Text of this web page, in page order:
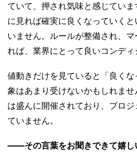
ていて、押され気味と感じてい
に見れば確実に良くなっていく
いません。ルールが整備され、
れば、業界にとって良いコンディ
値動きだけを見ていると「良く
象はあまり受けないかもしれま
は盛んに開催されており、プロ
ていません。
――その言葉をお聞きできて嬉し